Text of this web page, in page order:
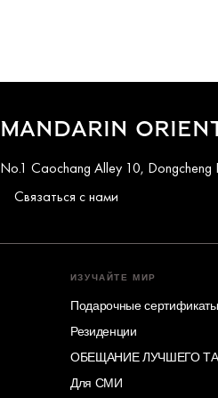
MANDARIN
No.1 Caochang Alley 10,
Связаться с нами
ИЗУЧАЙТЕ МИР
Подарочные сертификаты
Резиденции
ОБЕЩАНИЕ ЛУЧШЕГО
Для СМИ